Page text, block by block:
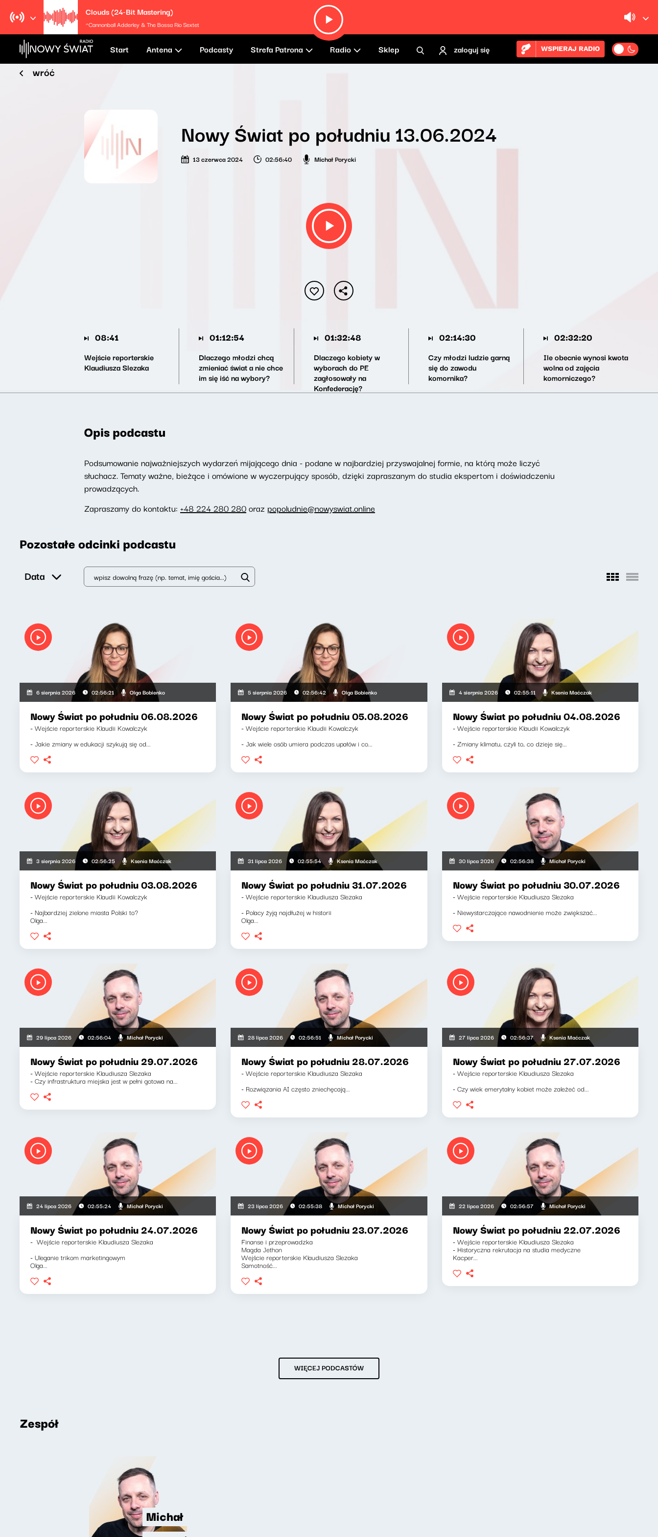
Clouds (24-Bit Mastering)
^Cannonball Adderley & The Bossa Rio Sextet
Start Antena Podcasty Strefa Patrona Radio Sklep zaloguj się WSPIERAJ RADIO
wróć
Nowy Świat po południu 13.06.2024
13 czerwca 2024 02:56:40 Michał Porycki
08:41
Wejście reporterskie
Klaudiusza Slezaka
01:12:54
Dlaczego młodzi chcą
zmieniać świat a nie chce
im się iść na wybory?
01:32:48
Dlaczego kobiety w
wyborach do PE
zagłosowały na
Konfederację?
02:14:30
Czy młodzi ludzie garną
się do zawodu
komornika?
02:32:20
Ile obecnie wynosi kwota
wolna od zajęcia
komorniczego?
Opis podcastu
Podsumowanie najważniejszych wydarzeń mijającego dnia - podane w najbardziej przyswajalnej formie, na którą może liczyć
słuchacz. Tematy ważne, bieżące i omówione w wyczerpujący sposób, dzięki zapraszanym do studia ekspertom i doświadczeniu
prowadzących.
Zapraszamy do kontaktu: +48 224 280 280oraz popoludnie@nowyswiat.online
Pozostałe odcinki podcastu
Data
6 sierpnia 2026 02:56:21 Olga Bobienko
Nowy Świat po południu 06.08.2026
- Wejście reporterskie Klaudii Kowalczyk
- Jakie zmiany w edukacji szykują się od...
5 sierpnia 2026 02:56:42 Olga Bobienko
Nowy Świat po południu 05.08.2026
- Wejście reporterskie Klaudii Kowalczyk
- Jak wiele osób umiera podczas upałów i co...
4 sierpnia 2026 02:55:11 Ksenia Maćczak
Nowy Świat po południu 04.08.2026
- Wejście reporterskie Klaudii Kowalczyk
- Zmiany klimatu, czyli to, co dzieje się...
3 sierpnia 2026 02:56:25 Ksenia Maćczak
Nowy Świat po południu 03.08.2026
- Wejście reporterskie Klaudii Kowalczyk
- Najbardziej zielone miasta Polski to?
Olga...
31 lipca 2026 02:55:54 Ksenia Maćczak
Nowy Świat po południu 31.07.2026
- Wejście reporterskie Klaudiusza Slezaka
- Polacy żyją najdłużej w historii
Olga...
30 lipca 2026 02:56:38 Michał Porycki
Nowy Świat po południu 30.07.2026
- Wejście reporterskie Klaudiusza Slezaka
- Niewystarczające nawodnienie może zwiększać...
29 lipca 2026 02:56:04 Michał Porycki
Nowy Świat po południu 29.07.2026
- Wejście reporterskie Klaudiusza Slezaka
- Czy infrastruktura miejska jest w pełni gotowa na...
28 lipca 2026 02:56:51 Michał Porycki
Nowy Świat po południu 28.07.2026
- Wejście reporterskie Klaudiusza Slezaka
- Rozwiązania AI często zniechęcają...
27 lipca 2026 02:56:37 Ksenia Maćczak
Nowy Świat po południu 27.07.2026
- Wejście reporterskie Klaudiusza Slezaka
- Czy wiek emerytalny kobiet może zależeć od...
24 lipca 2026 02:55:24 Michał Porycki
Nowy Świat po południu 24.07.2026
- Wejście reporterskie Klaudiusza Slezaka
- Uleganie trikom marketingowym
Olga...
23 lipca 2026 02:55:38 Michał Porycki
Nowy Świat po południu 23.07.2026
Finanse i przeprowadzka
Magda Jethon
Wejście reporterskie Klaudiusza Slezaka
Samotność...
22 lipca 2026 02:56:57 Michał Porycki
Nowy Świat po południu 22.07.2026
- Wejście reporterskie Klaudiusza Slezaka
- Historyczna rekrutacja na studia medyczne
Kacper...
WIĘCEJ PODCASTÓW
Zespół
Michał